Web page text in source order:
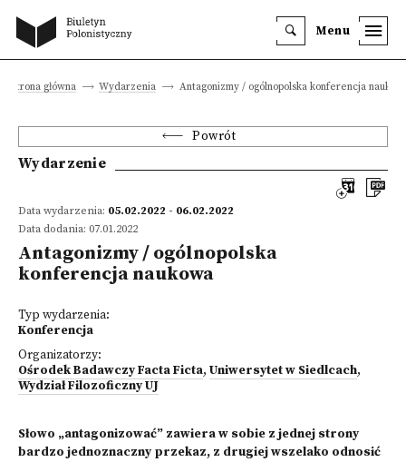
Menu
Strona główna Wydarzenia Antagonizmy / ogólnopolska konferencja
Powrót
Wydarzenie
Data wydarzenia: 05.02.2022 - 06.02.2022
Data dodania: 07.01.2022
Antagonizmy / ogólnopolska
konferencja naukowa
Typ wydarzenia:
Konferencja
Organizatorzy:
Ośrodek Badawczy Facta Ficta, Uniwersytet w Siedlcach,
Wydział Filozoficzny UJ
Słowo „antagonizować” zawiera w sobie z jednej strony
bardzo jednoznaczny przekaz, z drugiej wszelako odnosić